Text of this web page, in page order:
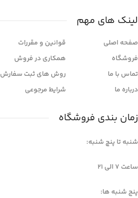
لینک های مهم
صفحه اصلی
فروشگاه
تماس با ما
درباره ما
قوانین و مقررات
همکاری در فروش
روش های ثبت سفارش
شرایط مرجوعی
زمان بندی فروشگاه
شنبه تا پنچ شنبه:
ساعت 7 الی ۲۱
پنج شنبه ها: